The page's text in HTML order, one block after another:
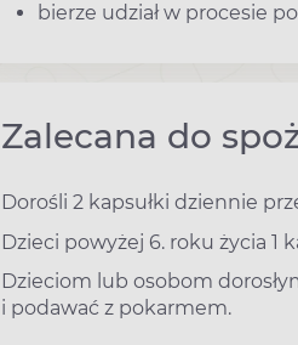
bierze udział w procesie
Zalecana do
Dorośli 2 kapsułki dziennie
Dzieci powyżej 6. roku życia 1
Dzieciom lub osobom
i podawać z pokarmem.